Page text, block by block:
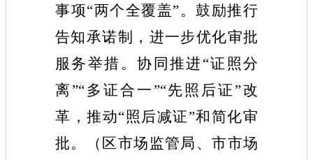
事项“两个全覆盖”。鼓励推行
告知承诺制， 进一步优化审批
服务举措。协同推进“证照分
离”“多证合一”“先照后证”改
革，推动“照后减证”和简化审
批。（区市场监管局、市市场